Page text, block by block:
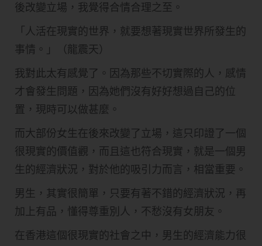
後改變立場，我覺得合情合理之至。
​「人活在現實的世界，就要想著現實世界所發生的
事情。」（龍震天）
我對此太有感覺了。因為那些不切實際的人，感情
才會發生問題，因為她們沒有好好想過自己的位
置，現時可以做甚麼。
而大部份女生在後來改變了立場，這只印證了一個
很現實的價值觀，而且這也符合現實，就是一個男
生的經濟狀況，對於他的吸引力而言，相當重要。
男生，其實很簡單，只要有著不錯的經濟狀況，再
加上有品，懂得尊重別人，不愁沒有女朋友。
在香港這個很現實的社會之中，男生的經濟能力很